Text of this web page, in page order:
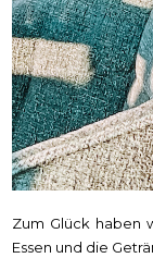
Zum Glück haben
Essen und die